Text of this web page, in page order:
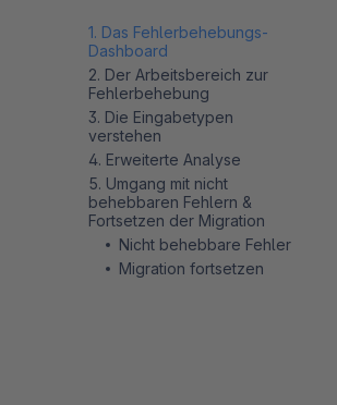
1. Das Fehlerbehebungs-
Dashboard
2. Der Arbeitsbereich zur
Fehlerbehebung
3. Die Eingabetypen
verstehen
4. Erweiterte Analyse
5. Umgang mit nicht
behebbaren Fehlern &
Fortsetzen der Migration
Nicht behebbare Fehler
Migration fortsetzen